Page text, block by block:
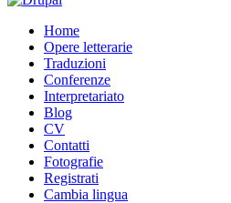
Home
Opere letterarie
Traduzioni
Conferenze
Interpretariato
Blog
CV
Contatti
Fotografie
Registrati
Cambia lingua